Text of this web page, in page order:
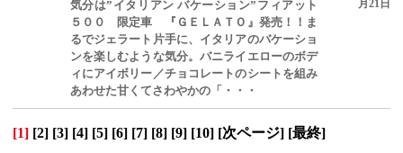
気分は”イタリアン バケーション”フィアット
５００ 限定車 『ＧＥＬＡＴＯ』発売！！ま
るでジェラート片手に、イタリアのバケーショ
ンを楽しむような気分。バニライエローのボデ
ィにアイボリー／チョコレートのシートを組み
あわせた甘くてさわやかの「・・・
月21日
[1] [2] [3] [4] [5] [6] [7] [8] [9] [10] [次ページ] [最終]